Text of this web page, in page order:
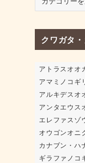
記
カ
テ
リ
ー
クワガタ
アトラスオオ
アマミノコギ
アルキデスオ
アンタエウス
エレファスゾ
オウゴンオニ
カナブン・ハ
ギラファノコ